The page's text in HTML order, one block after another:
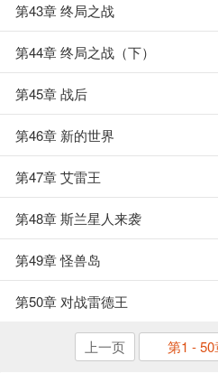
第43章 终局之战
第44章 终局之战（下）
第45章 战后
第46章 新的世界
第47章 艾雷王
第48章 斯兰星人来袭
第49章 怪兽岛
第50章 对战雷德王
上一页 第1 - 50